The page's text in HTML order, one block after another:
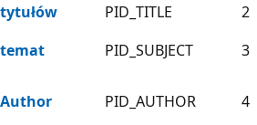
tytułów
PID_TITLE 2
temat
PID_SUBJECT 3
Author
PID_AUTHOR 4